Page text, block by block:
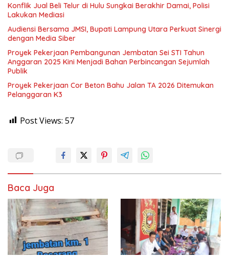
Konflik Jual Beli Telur di Hulu Sungkai Berakhir Damai, Polisi
Lakukan Mediasi
Audiensi Bersama JMSI, Bupati Lampung Utara Perkuat Sinergi
dengan Media Siber
Proyek Pekerjaan Pembangunan Jembatan Sei STI Tahun
Anggaran 2025 Kini Menjadi Bahan Perbincangan Sejumlah
Publik
Proyek Pekerjaan Cor Beton Bahu Jalan TA 2026 Ditemukan
Pelanggaran K3
Post Views: 57
Baca Juga